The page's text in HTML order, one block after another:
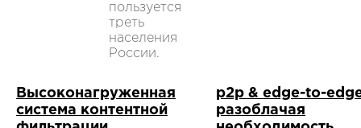
пользуется
треть
населения
России.
Высоконагруженная
система контентной
p2p & edge-to-
разоблачая